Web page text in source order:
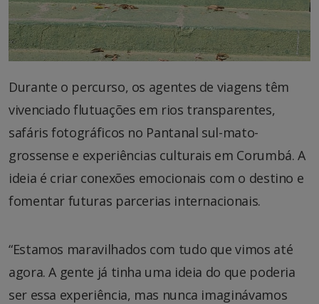
Durante o percurso, os agentes de viagens têm
vivenciado flutuações em rios transparentes,
safáris fotográficos no Pantanal sul-mato-
grossense e experiências culturais em Corumbá. A
ideia é criar conexões emocionais com o destino e
fomentar futuras parcerias internacionais.
“Estamos maravilhados com tudo que vimos até
agora. A gente já tinha uma ideia do que poderia
ser essa experiência, mas nunca imaginávamos